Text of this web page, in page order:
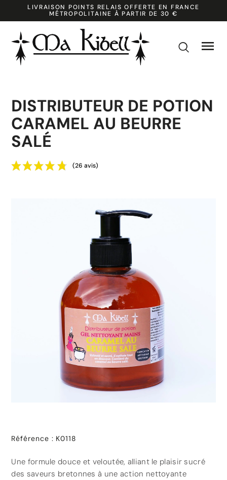
LIVRAISON POINTS RELAIS OFFERTE EN FRANCE
MÉTROPOLITAINE À PARTIR DE 30 €

k
DISTRIBUTEUR DE POTION
CARAMEL AU BEURRE
SALÉ
(26 avis)
Référence : K0118
Une formule douce et veloutée, alliant le plaisir sucré
des saveurs bretonnes à une action nettoyante